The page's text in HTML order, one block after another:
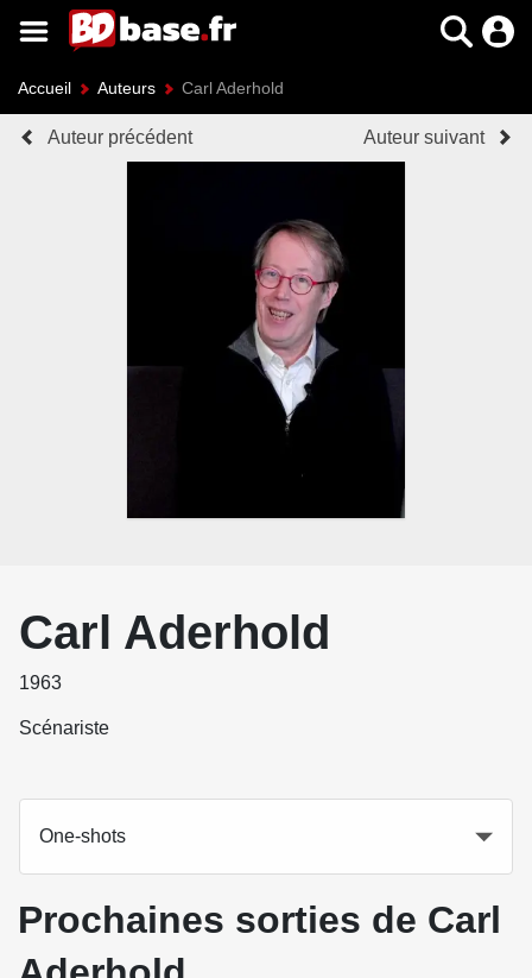
Accueil Auteurs Carl Aderhold
Auteur précédent Auteur suivant
Carl Aderhold
1963
Scénariste
One-shots
Prochaines sorties de Carl